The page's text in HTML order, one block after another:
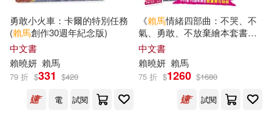
賴曉妍(23) 賴馬(23)
賴曉妍，賴馬(1)
勇敢小火車：卡爾的特別任務
(賴馬創作30週年紀念版)
中文書
賴曉妍 賴馬
79 折 $331 $420
電
試閱
《賴馬情緒四部曲：不哭、不
氣、勇敢、不放棄繪本套書》
(共四冊，
版、首刷贈小行星10週年限定
「能量寶石貼紙」)
中文書
賴曉妍 賴馬
75 折 $1260 $1680
試閱